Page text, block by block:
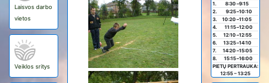
Laisvos darbo
vietos
Veiklos sritys
1. 8:30 –9:15
2.
9:25–10:10
3.
10:20 –11:05
4.
11:15–12:00
5.
12:10 –12:55
6.
13:25–14:10
7.
14:20 –15:05
8.
15:15–16:00
PIETŲ PERTRAUKA:
12:55 – 13:25